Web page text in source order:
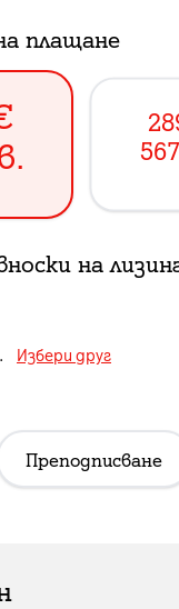
плащане
на
. Избери друг
Преподписване